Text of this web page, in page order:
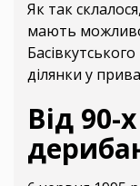
Як так
мають
ділянки у
Від 90-